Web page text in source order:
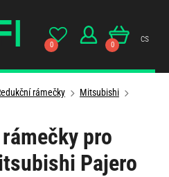
0 0
cs
rámečky
Mitsubishi
pro
Pajero